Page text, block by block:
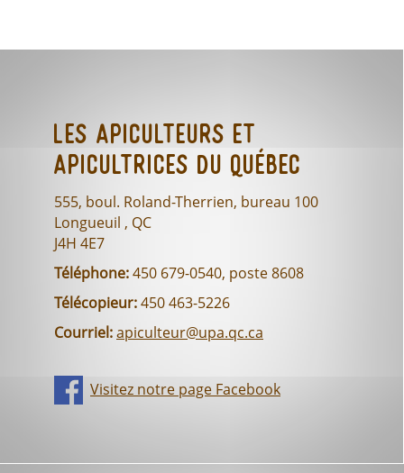
Les Apiculteurs et
Apicultrices du Québec
555, boul. Roland-Therrien, bureau 100
Longueuil , QC
J4H 4E7
Téléphone:450 679-0540, poste 8608
Télécopieur:450 463-5226
Courriel:apiculteur@upa.qc.ca
Visitez notre page Facebook